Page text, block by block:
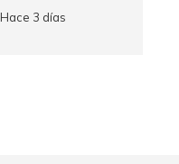
Hace 3 días